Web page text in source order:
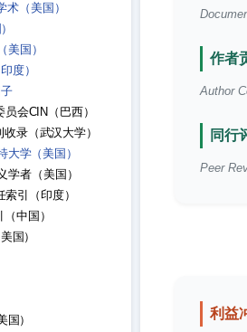
术（美国）
美国）
度）
会CIN（巴西）
录（武汉大学）
学（美国）
学者（美国）
引（印度）
中国）
国）
）
作者
Author
同行
Peer
利益